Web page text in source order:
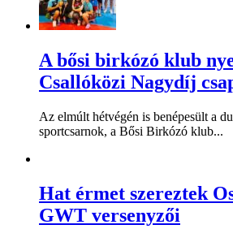
A bősi birkózó klub
Csallóközi Nagydíj
Az elmúlt hétvégén is benépesült a
sportcsarnok, a Bősi Birkózó klub...
Hat érmet szereztek
GWT versenyzői